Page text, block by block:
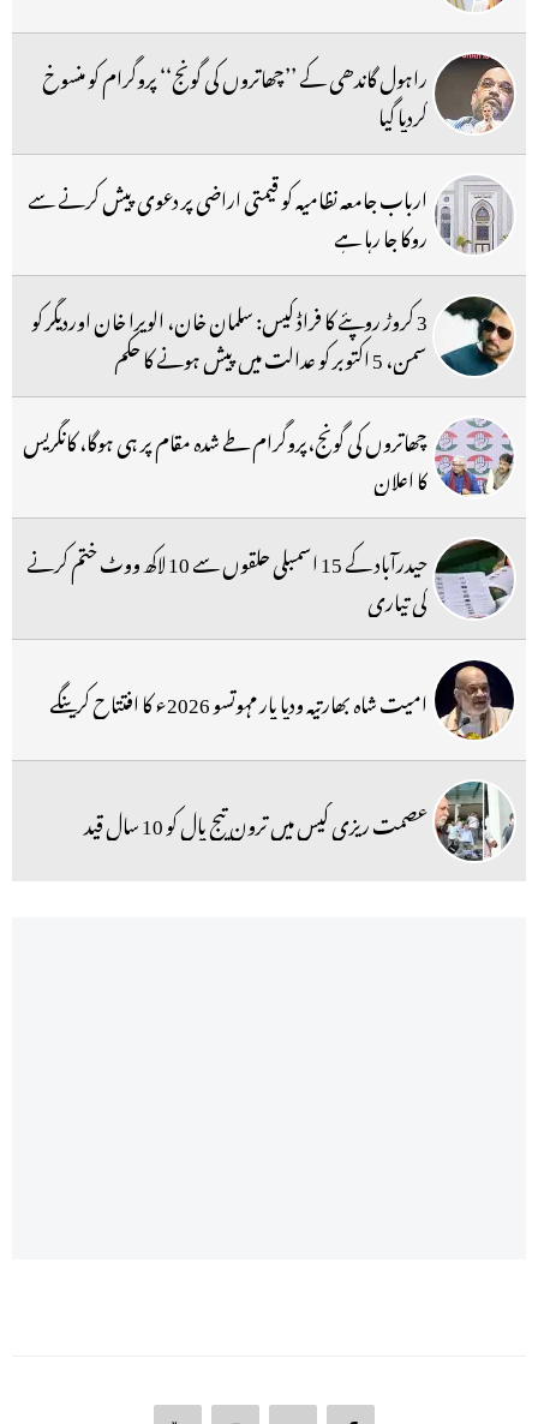
راہول گاندھی کے ’’چھاتروں کی گونج‘‘ پروگرام کو منسوخ
کردیا گیا
ارباب جامعہ نظامیہ کو قیمتی اراضی پر دعوی پیش کرنے سے
روکا جا رہا ہے
3 کروڑ روپئے کا فراڈ کیس: سلمان خان، الویرا خان اوردیگر کو
سمن، 5 اکتوبر کو عدالت میں پیش ہونے کا حکم
چھاتروں کی گونج،پروگرام طے شدہ مقام پر ہی ہوگا، کانگریس
کا اعلان
حیدرآباد کے 15 اسمبلی حلقوں سے 10 لاکھ ووٹ ختم کرنے
کی تیاری
امیت شاہ بھارتیہ ودیا پار مہوتسو 2026ء کا افتتاح کرینگے
عصمت ریزی کیس میں ترون تیج پال کو 10 سال قید